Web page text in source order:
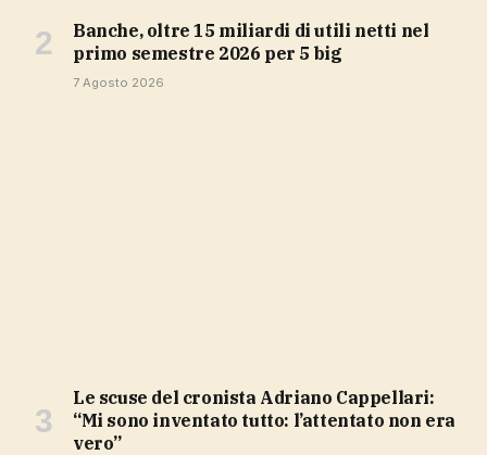
Banche, oltre 15 miliardi di utili netti nel
primo semestre 2026 per 5 big
7 Agosto 2026
Le scuse del cronista Adriano Cappellari:
“Mi sono inventato tutto: l’attentato non era
vero”